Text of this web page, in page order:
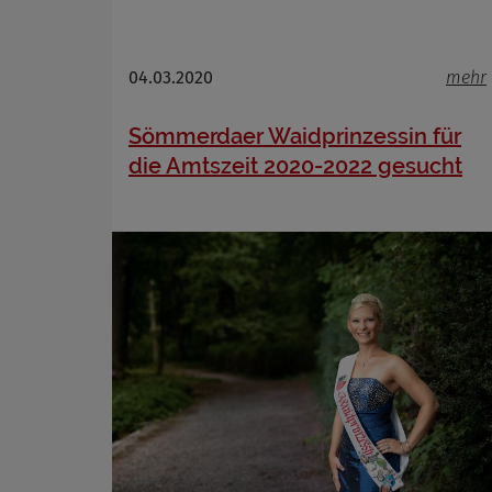
04.03.2020 mehr
Sömmerdaer Waidprinzessin für
die Amtszeit 2020-2022 gesucht
Anbieter
Cookie
Cookie
Name
Anbieter
Zweck
Cookie
Cookie